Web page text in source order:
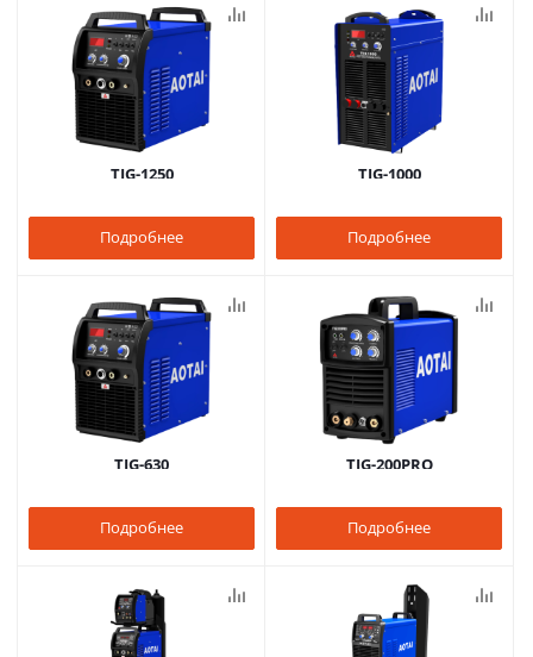
TIG-1250
Подробнее
TIG-1000
Подробнее
TIG-630
Подробнее
TIG-200PRO
Подробнее